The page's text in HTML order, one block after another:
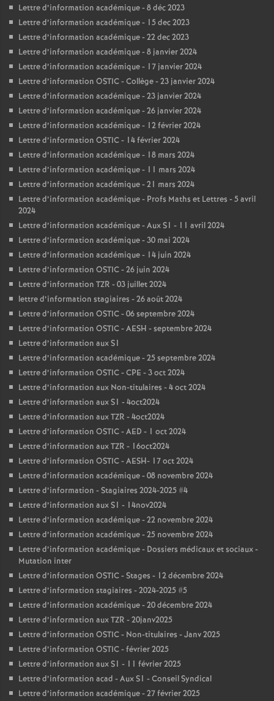
Lettre d’information académique - 8 déc 2023
Lettre d’information académique - 15 dec 2023
Lettre d’information académique - 22 dec 2023
Lettre d’information académique - 8 janvier 2024
Lettre d’information académique - 17 janvier 2024
Lettre d’information OSTIC - Collège - 23 janvier 2024
Lettre d’information académique - 23 janvier 2024
Lettre d’information académique - 26 janvier 2024
Lettre d’information académique - 12 février 2024
Lettre d’information OSTIC - 14 février 2024
Lettre d’information académique - 18 mars 2024
Lettre d’information académique - 11 mars 2024
Lettre d’information académique - 21 mars 2024
Lettre d’information académique - Profs Maths et Lettres - 5 avril
2024
Lettre d’information académique - Aux S1 - 11 avril 2024
Lettre d’information académique - 30 mai 2024
Lettre d’information académique - 14 juin 2024
Lettre d’information OSTIC - 26 juin 2024
Lettre d’information TZR - 03 juillet 2024
lettre d’information stagiaires - 26 août 2024
Lettre d’information OSTIC - 06 septembre 2024
Lettre d’information OSTIC - AESH - septembre 2024
Lettre d’information aux S1
Lettre d’information académique - 25 septembre 2024
Lettre d’information OSTIC - CPE - 3 oct 2024
Lettre d’information aux Non-titulaires - 4 oct 2024
Lettre d’information aux S1 - 4oct2024
Lettre d’information aux TZR - 4oct2024
Lettre d’information OSTIC - AED - 1 oct 2024
Lettre d’information aux TZR - 16oct2024
Lettre d’information OSTIC - AESH- 17 oct 2024
Lettre d’information académique - 08 novembre 2024
Lettre d’information - Stagiaires 2024-2025 #4
Lettre d’information aux S1 - 14nov2024
Lettre d’information académique - 22 novembre 2024
Lettre d’information académique - 25 novembre 2024
Lettre d’information académique - Dossiers médicaux et sociaux -
Mutation inter
Lettre d’information OSTIC - Stages - 12 décembre 2024
Lettre d’information stagiaires - 2024-2025 #5
Lettre d’information académique - 20 décembre 2024
Lettre d’information aux TZR - 20janv2025
Lettre d’information OSTIC - Non-titulaires - Janv 2025
Lettre d’information OSTIC - février 2025
Lettre d’information aux S1 - 11 février 2025
Lettre d’information acad - Aux S1 - Conseil Syndical
Lettre d’information académique - 27 février 2025